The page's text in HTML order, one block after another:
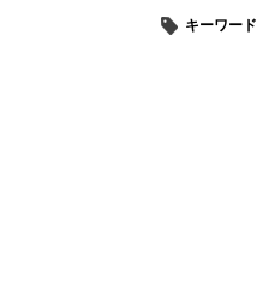
キーワード